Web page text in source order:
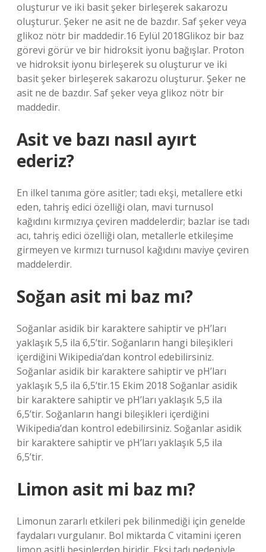
oluşturur ve iki basit şeker birleşerek sakarozu
oluşturur. Şeker ne asit ne de bazdır. Saf şeker veya
glikoz nötr bir maddedir.16 Eylül 2018Glikoz bir baz
görevi görür ve bir hidroksit iyonu bağışlar. Proton
ve hidroksit iyonu birleşerek su oluşturur ve iki
basit şeker birleşerek sakarozu oluşturur. Şeker ne
asit ne de bazdır. Saf şeker veya glikoz nötr bir
maddedir.
Asit ve bazı nasıl ayırt
ederiz?
En ilkel tanıma göre asitler; tadı ekşi, metallere etki
eden, tahriş edici özelliği olan, mavi turnusol
kağıdını kırmızıya çeviren maddelerdir; bazlar ise tadı
acı, tahriş edici özelliği olan, metallerle etkileşime
girmeyen ve kırmızı turnusol kağıdını maviye çeviren
maddelerdir.
Soğan asit mi baz mı?
Soğanlar asidik bir karaktere sahiptir ve pH’ları
yaklaşık 5,5 ila 6,5’tir. Soğanların hangi bileşikleri
içerdiğini Wikipedia’dan kontrol edebilirsiniz.
Soğanlar asidik bir karaktere sahiptir ve pH’ları
yaklaşık 5,5 ila 6,5’tir.15 Ekim 2018 Soğanlar asidik
bir karaktere sahiptir ve pH’ları yaklaşık 5,5 ila
6,5’tir. Soğanların hangi bileşikleri içerdiğini
Wikipedia’dan kontrol edebilirsiniz. Soğanlar asidik
bir karaktere sahiptir ve pH’ları yaklaşık 5,5 ila
6,5’tir.
Limon asit mi baz mı?
Limonun zararlı etkileri pek bilinmediği için genelde
faydaları vurgulanır. Bol miktarda C vitamini içeren